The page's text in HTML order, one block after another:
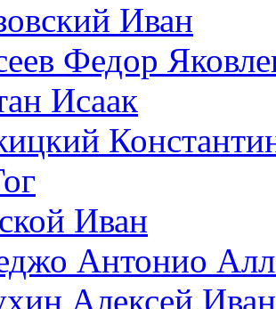
Иван
Федор
Исаак
Иван
Антонио
Алексей